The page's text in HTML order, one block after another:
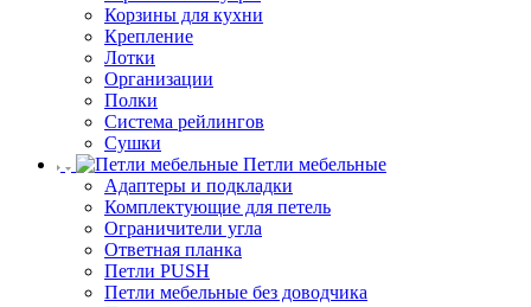
Корзины для кухни
Крепление
Лотки
Организации
Полки
Система рейлингов
Сушки
Петли мебельные
Адаптеры и подкладки
Комплектующие для петель
Ограничители угла
Ответная планка
Петли PUSH
Петли мебельные без доводчика